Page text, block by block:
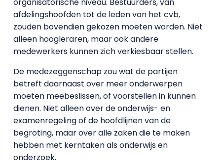
afdelingshoofden tot de leden van het cvb,
zouden bovendien gekozen moeten worden. Niet
alleen hoogleraren, maar ook andere
medewerkers kunnen zich verkiesbaar stellen.
De medezeggenschap zou wat de partijen
betreft daarnaast over meer onderwerpen
moeten meebeslissen, of voorstellen in kunnen
dienen. Niet alleen over de onderwijs- en
examenregeling of de hoofdlijnen van de
begroting, maar over alle zaken die te maken
hebben met kerntaken als onderwijs en
onderzoek.